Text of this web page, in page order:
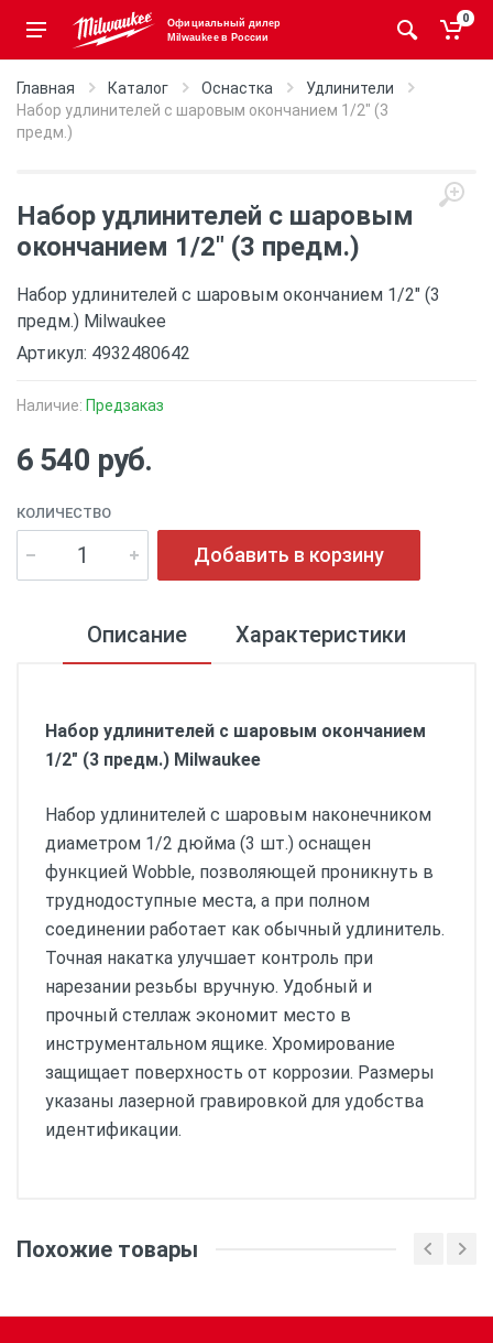
Официальный дилер
Milwaukee в России
0
Главная Каталог Оснастка
Удлинители
Набор удлинителей с шаровым окончанием 1/2" (3
предм.)
Набор удлинителей с шаровым
окончанием 1/2" (3 предм.)
Набор удлинителей с шаровым окончанием 1/2" (3
предм.) Milwaukee
Артикул: 4932480642
Наличие: Предзаказ
6 540 руб.
КОЛИЧЕСТВО
Добавить в корзину
Описание Характеристики
Набор удлинителей с шаровым окончанием
1/2" (3 предм.) Milwaukee
Набор удлинителей с шаровым наконечником
диаметром 1/2 дюйма (3 шт.) оснащен
функцией Wobble, позволяющей проникнуть в
труднодоступные места, а при полном
соединении работает как обычный удлинитель.
Точная накатка улучшает контроль при
нарезании резьбы вручную. Удобный и
прочный стеллаж экономит место в
инструментальном ящике. Хромирование
защищает поверхность от коррозии. Размеры
указаны лазерной гравировкой для удобства
идентификации.
Похожие товары